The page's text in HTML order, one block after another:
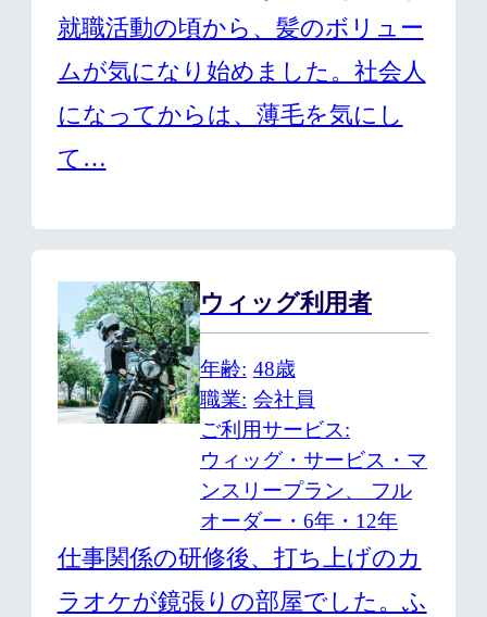
就職活動の頃から、髪のボリュー
ムが気になり始めました。社会人
になってからは、薄毛を気にし
て…
ウィッグ利用者
年齢 48歳
職業 会社員
ご利用サービス
ウィッグ・サービス・マ
ンスリープラン、 フル
オーダー・6年・12年
仕事関係の研修後、打ち上げのカ
ラオケが鏡張りの部屋でした。ふ